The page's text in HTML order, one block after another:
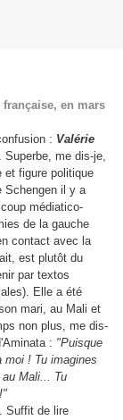
en mars
: Valérie
. Superbe, me dis-je,
et figure politique
Schengen il y a
médiatico-
de la gauche
contact avec la
est plutôt du
par textos
Elle a été
mari, au Mali et
non plus, me dis-
: "Puisque
moi ! Tu imagines
Mali... Tu
Suffit de lire